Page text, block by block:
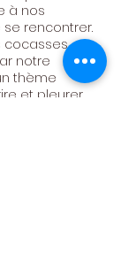
à nos
se rencontrer.
cocasses,
notre
thème
et pleurer.